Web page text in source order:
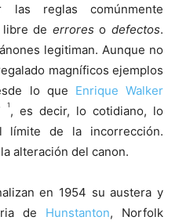
las reglas comúnmente
de errores o defectos.
legitiman. Aunque no
magníficos ejemplos
lo que Enrique Walker
1 , es decir, lo cotidiano, lo
límite de la incorrección.
alteración del canon.
en 1954 su austera y
de Hunstanton, Norfolk